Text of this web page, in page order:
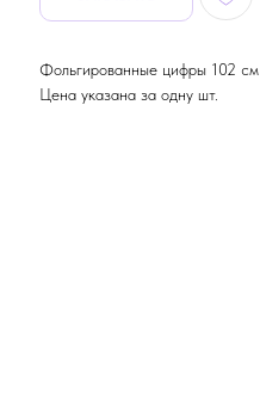
Фольгированные цифры 102 см
Цена указана за одну шт.